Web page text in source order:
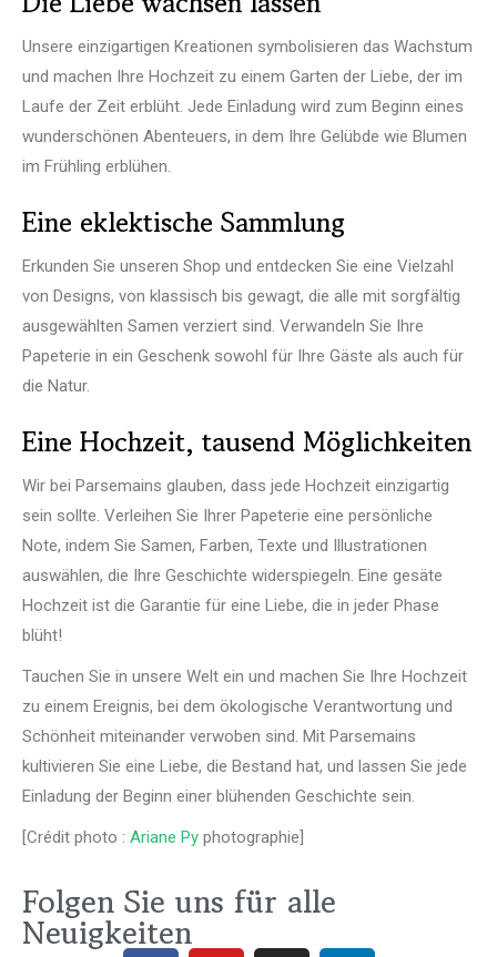
Unsere einzigartigen Kreationen symbolisieren das Wachstum
und machen Ihre Hochzeit zu einem Garten der Liebe, der im
Laufe der Zeit erblüht. Jede Einladung wird zum Beginn eines
wunderschönen Abenteuers, in dem Ihre Gelübde wie Blumen
im Frühling erblühen.
Eine eklektische Sammlung
Erkunden Sie unseren Shop und entdecken Sie eine Vielzahl
von Designs, von klassisch bis gewagt, die alle mit sorgfältig
ausgewählten Samen verziert sind. Verwandeln Sie Ihre
Papeterie in ein Geschenk sowohl für Ihre Gäste als auch für
die Natur.
Eine Hochzeit, tausend Möglichkeiten
Wir bei Parsemains glauben, dass jede Hochzeit einzigartig
sein sollte. Verleihen Sie Ihrer Papeterie eine persönliche
Note, indem Sie Samen, Farben, Texte und Illustrationen
auswählen, die Ihre Geschichte widerspiegeln. Eine gesäte
Hochzeit ist die Garantie für eine Liebe, die in jeder Phase
blüht!
Tauchen Sie in unsere Welt ein und machen Sie Ihre Hochzeit
zu einem Ereignis, bei dem ökologische Verantwortung und
Schönheit miteinander verwoben sind. Mit Parsemains
kultivieren Sie eine Liebe, die Bestand hat, und lassen Sie jede
Einladung der Beginn einer blühenden Geschichte sein.
[Crédit photo : Ariane Py photographie]
Folgen Sie uns für alle
Neuigkeiten